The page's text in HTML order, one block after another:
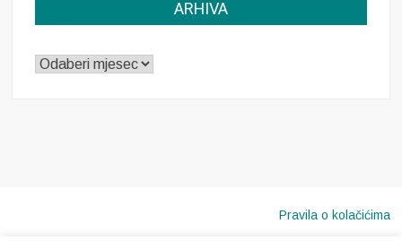
ARHIVA
ARHIVA
Pravila o kolačićima